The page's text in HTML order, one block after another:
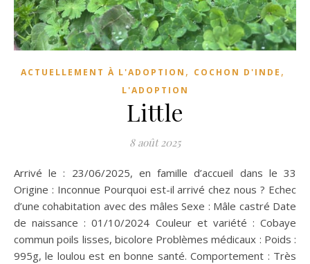
ACTUELLEMENT À L'ADOPTION , COCHON D'INDE ,
L'ADOPTION
Little
8 août 2025
Arrivé le : 23/06/2025, en famille d’accueil dans le 33
Origine : Inconnue Pourquoi est-il arrivé chez nous ? Echec
d’une cohabitation avec des mâles Sexe : Mâle castré Date
de naissance : 01/10/2024 Couleur et variété : Cobaye
commun poils lisses, bicolore Problèmes médicaux : Poids :
995g, le loulou est en bonne santé. Comportement : Très